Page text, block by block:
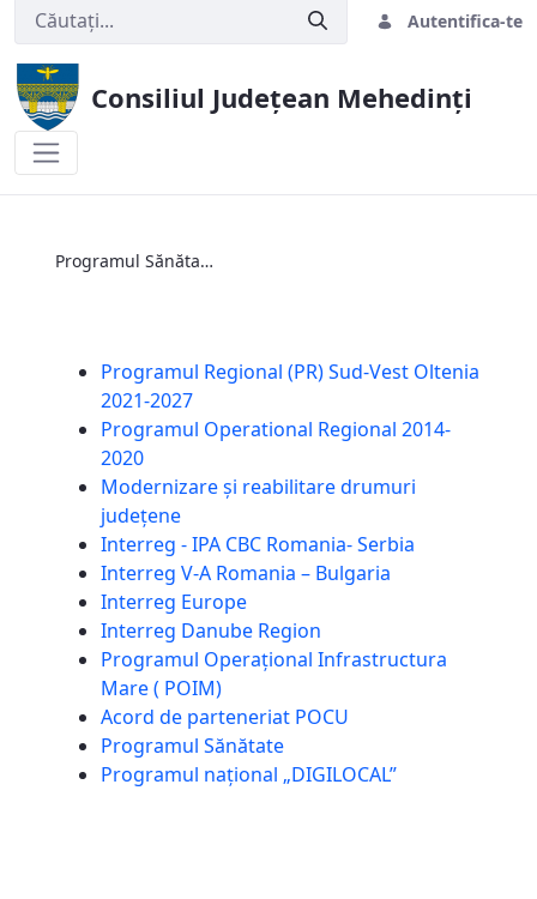
Autentifica-te
Consiliul Județean Mehedinți
Programul Sănătate!
Programul Regional (PR) Sud-Vest Oltenia
2021-2027
Programul Operational Regional 2014-
2020
Modernizare și reabilitare drumuri
județene
Interreg - IPA CBC Romania- Serbia
Interreg V-A Romania – Bulgaria
Interreg Europe
Interreg Danube Region
Programul Operațional Infrastructura
Mare ( POIM)
Acord de parteneriat POCU
Programul Sănătate
Programul național „DIGILOCAL”